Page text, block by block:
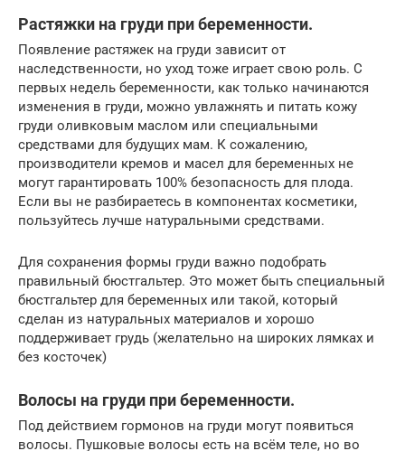
Растяжки на груди при беременности.
Появление растяжек на груди зависит от
наследственности, но уход тоже играет свою роль. С
первых недель беременности, как только начинаются
изменения в груди, можно увлажнять и питать кожу
груди оливковым маслом или специальными
средствами для будущих мам. К сожалению,
производители кремов и масел для беременных не
могут гарантировать 100% безопасность для плода.
Если вы не разбираетесь в компонентах косметики,
пользуйтесь лучше натуральными средствами.
Для сохранения формы груди важно подобрать
правильный бюстгальтер. Это может быть специальный
бюстгальтер для беременных или такой, который
сделан из натуральных материалов и хорошо
поддерживает грудь (желательно на широких лямках и
без косточек)
Волосы на груди при беременности.
Под действием гормонов на груди могут появиться
волосы. Пушковые волосы есть на всём теле, но во